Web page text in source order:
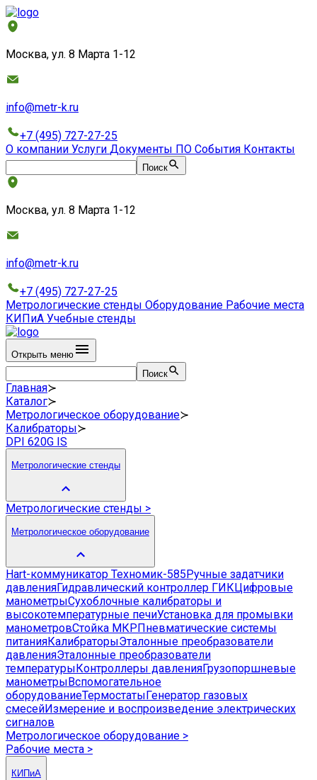
Москва, ул. 8 Марта 1-12
info@metr-k.ru
+7 (495) 727-27-25
О компании Услуги Документы ПО События Контакты
Поиск
Москва, ул. 8 Марта 1-12
info@metr-k.ru
+7 (495) 727-27-25
Метрологические стенды Оборудование Рабочие места
КИПиА Учебные стенды
Открыть меню
Поиск
Главная≻
Каталог≻
Метрологическое оборудование≻
Калибраторы≻
DPI 620G IS
Метрологические стенды
Метрологические стенды >
Метрологическое оборудование
Hart-коммуникатор Техномик-585 Ручные задатчики
давленияГидравлический контроллер ГИКЦифровые
манометрыСухоблочные калибраторы и
высокотемпературные печиУстановка для промывки
манометровСтойка МКР Пневматические системы
питанияКалибраторыЭталонные преобразователи
давленияЭталонные преобразователи
температуры Контроллеры давленияГрузопоршневые
манометры Вспомогательное
оборудованиеТермостаты Генератор газовых
смесейИзмерение и воспроизведение электрических
сигналов
Метрологическое оборудование >
Рабочие места >
КИПиА